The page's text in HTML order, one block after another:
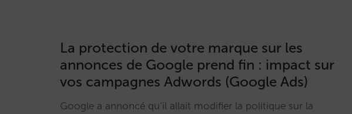
La protection de votre marque sur les
annonces de Google prend fin : impact sur
vos campagnes Adwords (Google Ads)
Google a annoncé qu’il allait modifier la politique sur la